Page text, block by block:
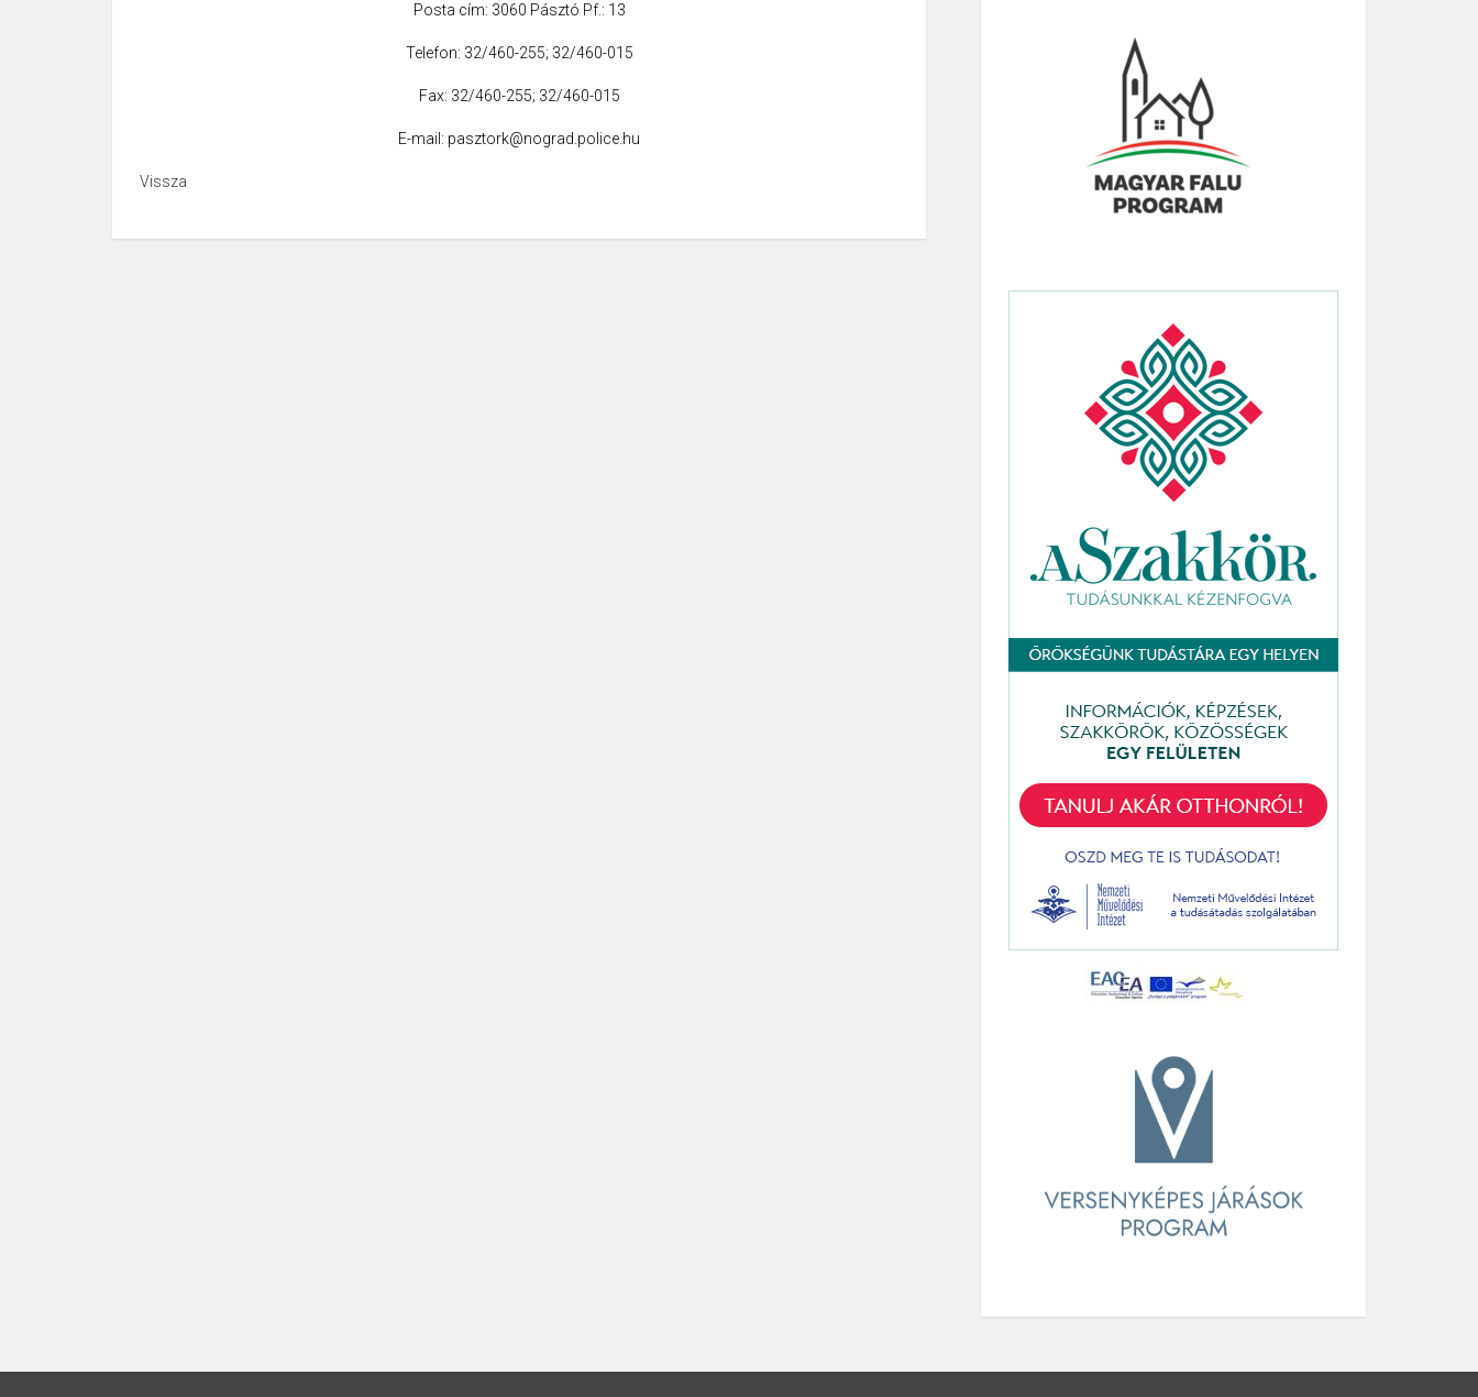
Posta cím: 3060 Pásztó Pf.: 13
Telefon: 32/460-255; 32/460-015
Fax: 32/460-255; 32/460-015
E-mail: pasztork@nograd.police.hu
Vissza